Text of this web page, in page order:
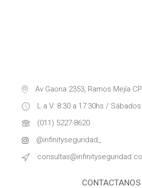
CONTACTANOS
Av Gaona 2353, Ramos Mejía
L a V: 8:30 a 17:30hs /
(011) 5227-8620
@infinityseguridad_